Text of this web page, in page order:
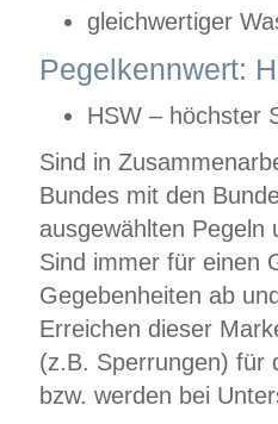
gleichwertiger
Pegelkennwert:
HSW – höchster
Sind in
Bundes mit den
ausgewählten
Sind immer für einen
Gegebenheiten ab
Erreichen dieser
(z.B. Sperrungen) für
bzw. werden bei